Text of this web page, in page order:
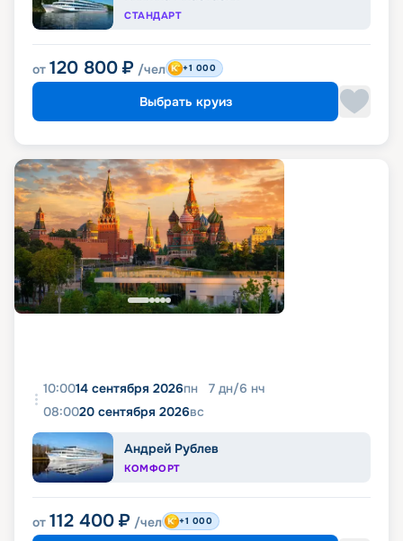
СТАНДАРТ
от 120 800 ₽ /чел +1 000
Выбрать круиз
10:0014 сентября 2026пн 7 дн/6 нч
08:0020 сентября 2026вс
Андрей Рублев
КОМФОРТ
от 112 400 ₽ /чел +1 000